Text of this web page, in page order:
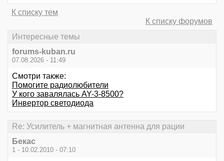
К списку тем
К списку форумов
Интересные темы
forums-kuban.ru
07.08.2026 - 11:49
Смотри также:
Помогите радиолюбители
У кого завалялась AY-3-8500?
Инвертор светодиода
Re: Усилитель + магнитная антенна для рации
Бекас
1 - 10.02.2010 - 07:10